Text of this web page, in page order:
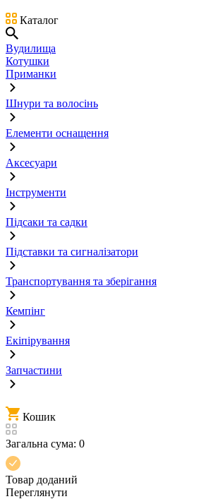
Каталог
Вудилища
Котушки
Приманки
Шнури та волосінь
Елементи оснащення
Аксесуари
Інструменти
Підсаки та садки
Підставки та сигналізатори
Транспортування та зберігання
Кемпінг
Екіпірування
Запчастини
Кошик
Загальна сума: 0
Товар доданий
Переглянути